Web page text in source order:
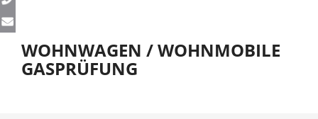
WOHNWAGEN / WOHNMOBILE
GASPRÜFUNG